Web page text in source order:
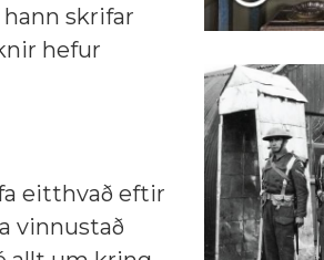
skrifar
hefur
eitthvað eftir
vinnustað